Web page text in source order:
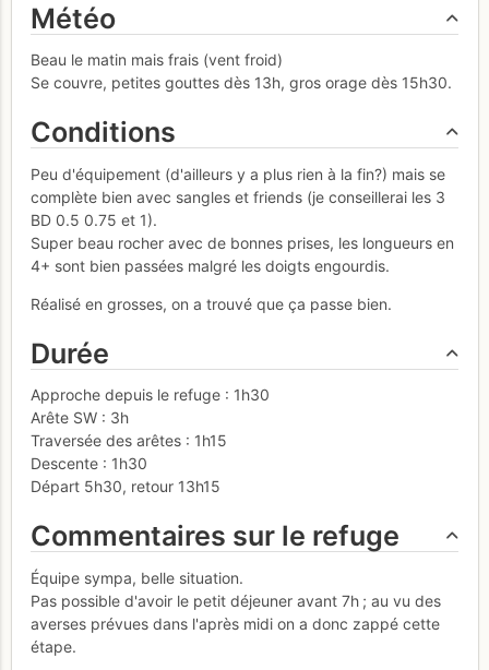
Météo
Beau le matin mais frais (vent froid)
Se couvre, petites gouttes dès 13h, gros orage dès 15h30.
Conditions
Peu d'équipement (d'ailleurs y a plus rien à la fin?) mais se
complète bien avec sangles et friends (je conseillerai les 3
BD 0.5 0.75 et 1).
Super beau rocher avec de bonnes prises, les longueurs en
4+ sont bien passées malgré les doigts engourdis.
Réalisé en grosses, on a trouvé que ça passe bien.
Durée
Approche depuis le refuge : 1h30
Arête SW : 3h
Traversée des arêtes : 1h15
Descente : 1h30
Départ 5h30, retour 13h15
Commentaires sur le refuge
Équipe sympa, belle situation.
Pas possible d'avoir le petit déjeuner avant 7h ; au vu des
averses prévues dans l'après midi on a donc zappé cette
étape.